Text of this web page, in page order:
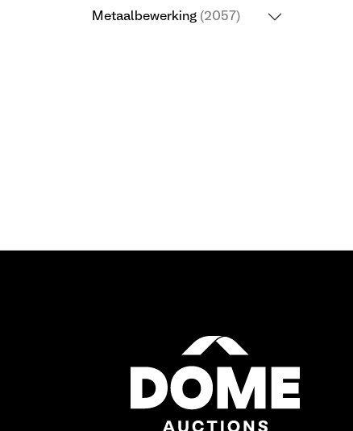
Metaalbewerking (2057)